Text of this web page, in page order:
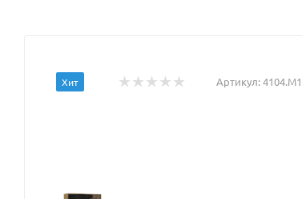
Хит Артикул:4104.М1